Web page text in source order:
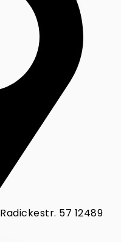
Radickestr. 57 12489